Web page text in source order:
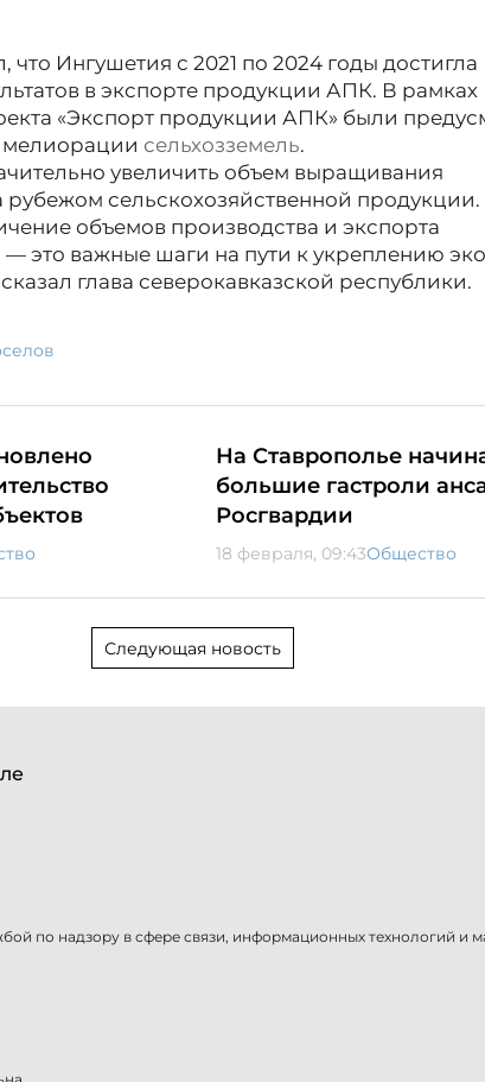
что Ингушетия с 2021 по 2024 годы достигла
в экспорте продукции АПК. В рамках
«Экспорт продукции АПК» были
сельхозземель.
увеличить объем выращивания
рубежом сельскохозяйственной продукции.
объемов производства и экспорта
— это важные шаги на пути к укреплению
глава северокавказской республики.
На Ставрополье
большие гастроли
Росгвардии
18 февраля, 09:43Общество
Следующая новость
по надзору в сфере связи, информационных технологий и